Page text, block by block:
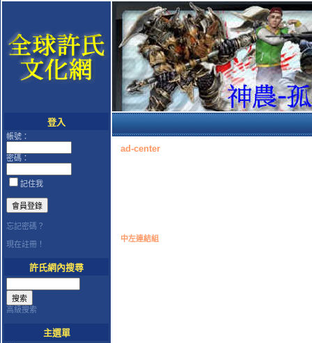
登入
帳號：
密碼：
記住我
忘記密碼？
現在註冊！
許氏網內搜尋
高級搜索
主選單
ad-center
中左連結組